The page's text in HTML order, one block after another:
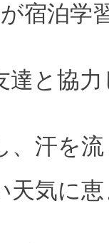
宿泊学
達と協
汗を
天気に